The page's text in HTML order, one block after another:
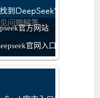
官方网站
官网入口